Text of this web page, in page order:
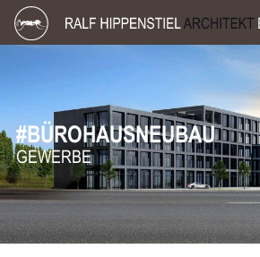
#BÜROHAUSNEUBAU
GEWERBE